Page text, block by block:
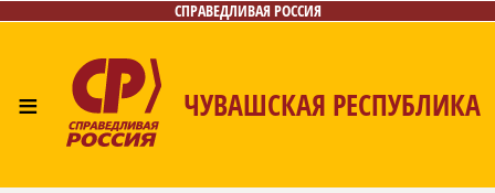
СПРАВЕДЛИВАЯ РОССИЯ
≡ ЧУВАШСКАЯ РЕСПУБЛИКА